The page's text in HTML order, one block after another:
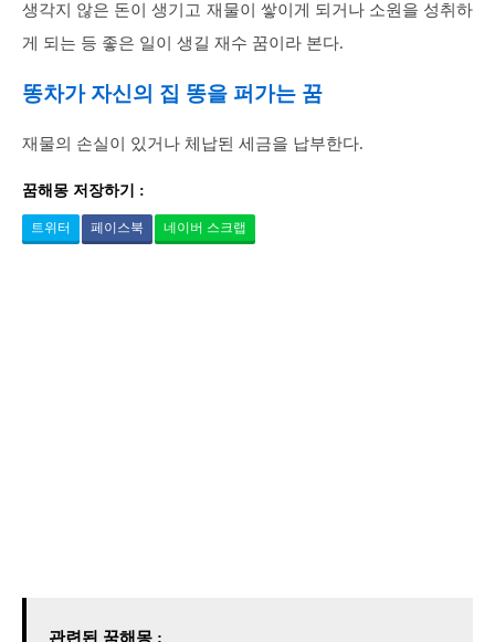
생각지 않은 돈이 생기고 재물이 쌓이게 되거나 소원을 성취하
게 되는 등 좋은 일이 생길 재수 꿈이라 본다.
똥차가 자신의 집 똥을 퍼가는 꿈
재물의 손실이 있거나 체납된 세금을 납부한다.
꿈해몽 저장하기 :
트위터 페이스북 네이버 스크랩
관련된 꿈해몽 :